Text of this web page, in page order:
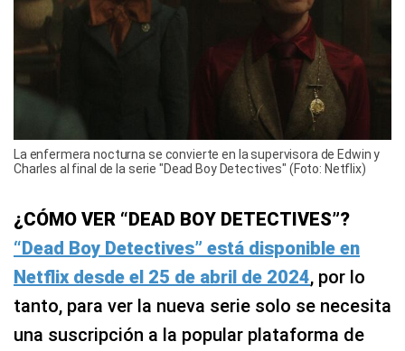
La enfermera nocturna se convierte en la supervisora de Edwin y
Charles al final de la serie "Dead Boy Detectives" (Foto: Netflix)
¿CÓMO VER “DEAD BOY DETECTIVES”?
“Dead Boy Detectives” está disponible en
Netflix desde el 25 de abril de 2024, por lo
tanto, para ver la nueva serie solo se necesita
una suscripción a la popular plataforma de